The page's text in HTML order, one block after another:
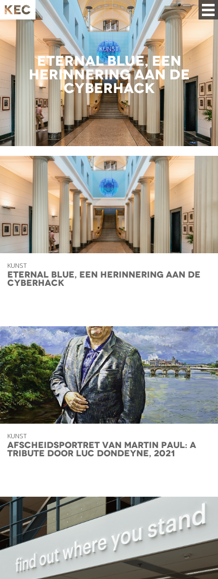
KUNST
Eternal Blue, een
herinnering aan de
cyberhack
KUNST
Eternal Blue, een herinnering aan de
cyberhack
KUNST
Afscheidsportret van Martin Paul: A
Tribute door Luc Dondeyne, 2021